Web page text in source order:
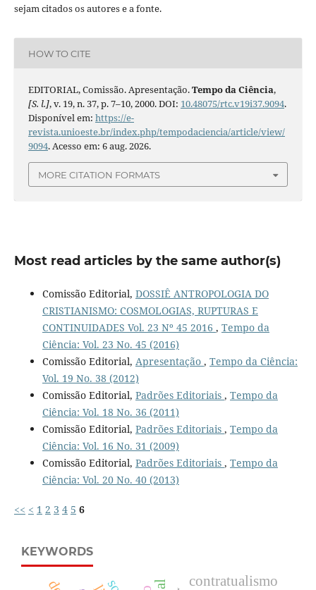
sejam citados os autores e a fonte.
HOW TO CITE
EDITORIAL, Comissão. Apresentação.Tempo da Ciência,
[S. l.], v. 19, n. 37, p. 7–10, 2000. DOI: 10.48075/rtc.v19i37.9094.
Disponível em: https://e-
revista.unioeste.br/index.php/tempodaciencia/article/view/
9094. Acesso em: 6 aug. 2026.
MORE CITATION FORMATS
Most read articles by the same author(s)
Comissão Editorial, DOSSIÊ ANTROPOLOGIA DO
CRISTIANISMO: COSMOLOGIAS, RUPTURAS E
CONTINUIDADES Vol. 23 Nº 45 2016 , Tempo da
Ciência: Vol. 23 No. 45 (2016)
Comissão Editorial, Apresentação , Tempo da Ciência:
Vol. 19 No. 38 (2012)
Comissão Editorial, Padrões Editoriais , Tempo da
Ciência: Vol. 18 No. 36 (2011)
Comissão Editorial, Padrões Editoriais , Tempo da
Ciência: Vol. 16 No. 31 (2009)
Comissão Editorial, Padrões Editoriais , Tempo da
Ciência: Vol. 20 No. 40 (2013)
<< < 1 2 3 4 5 6
KEYWORDS
contratualismo